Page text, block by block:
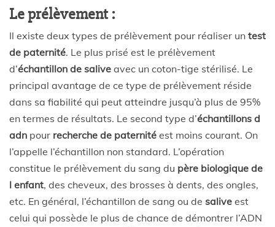
Le prélèvement :
Il existe deux types de prélèvement pour réaliser un test
de paternité. Le plus prisé est le prélèvement
d’échantillon de salive avec un coton-tige stérilisé. Le
principal avantage de ce type de prélèvement réside
dans sa fiabilité qui peut atteindre jusqu’à plus de 95%
en termes de résultats. Le second type d’échantillons d
adn pour recherche de paternité est moins courant. On
l’appelle l’échantillon non standard. L’opération
constitue le prélèvement du sang du père biologique de
l enfant, des cheveux, des brosses à dents, des ongles,
etc. En général, l’échantillon de sang ou de salive est
celui qui possède le plus de chance de démontrer l’ADN